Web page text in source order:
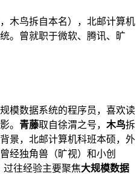
木鸟拆自本名），北邮计算机
。曾就职于微软、腾讯、旷
模数据系统的程序员，喜欢读
。 青藤取自徐渭之号， 木鸟拆
景，北邮计算机科班本硕，外
经独角兽（旷视）和小创
过往经验主要聚焦大规模数据